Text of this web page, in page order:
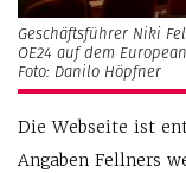
Geschäftsführer Niki
OE24 auf dem
Foto: Danilo Höpfner
Die Webseite ist
Angaben Fellners